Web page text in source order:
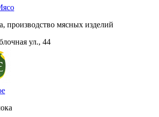
производство мясных изделий
ул., 44